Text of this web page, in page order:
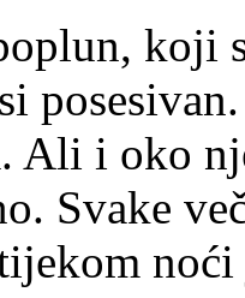
koji
Ali i oko
Svake